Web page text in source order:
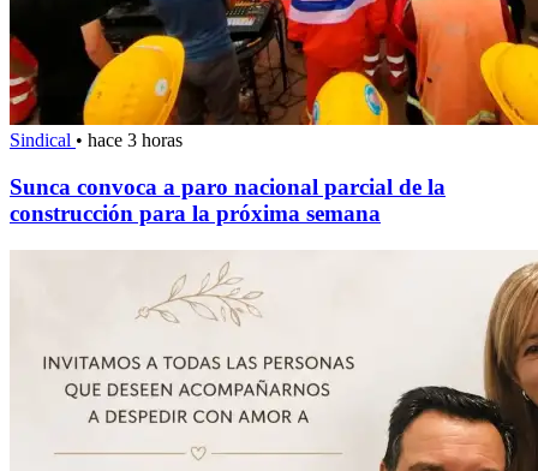
Sindical • hace 3 horas
Sunca convoca a paro nacional parcial de la
construcción para la próxima semana